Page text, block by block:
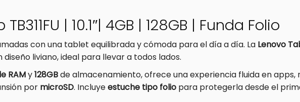
| 10.1″| 4GB | 128GB | Funda Folio
con una tablet equilibrada y cómoda para el día a día. La Lenovo
diseño liviano, ideal para llevar a todos lados.
RAMy128GBde almacenamiento, ofrece una experiencia fluida en
por microSD. Incluyeestuche tipo folio para protegerla desde el